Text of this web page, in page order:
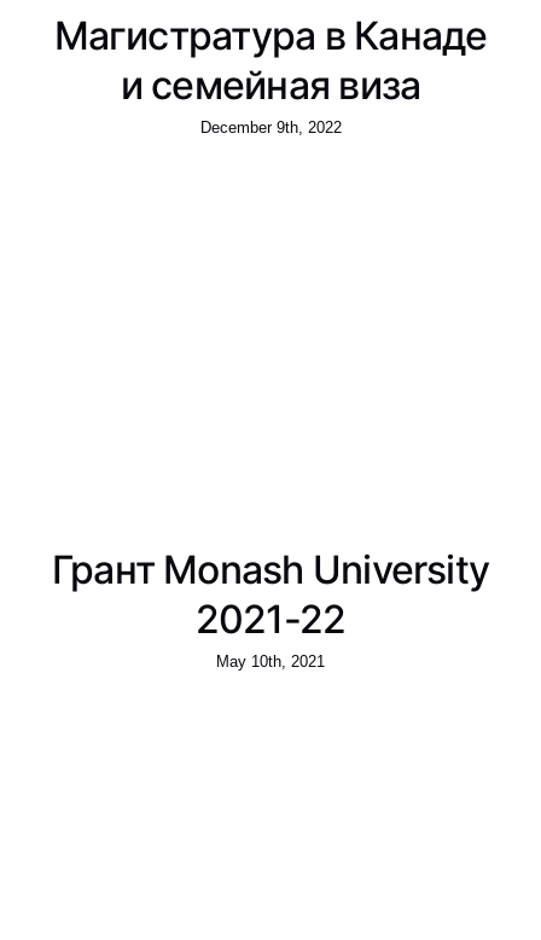
Магистратура в Канаде
и семейная виза
December 9th, 2022
Грант Monash University
2021-22
May 10th, 2021